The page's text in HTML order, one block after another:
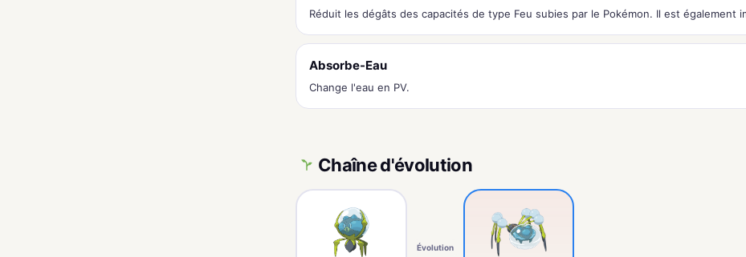
Réduit les dégâts des capacités de type Feu subies par le Pokémon. Il est également
Absorbe-Eau
Change l'eau en PV.
Chaîne d'évolution
Évolution